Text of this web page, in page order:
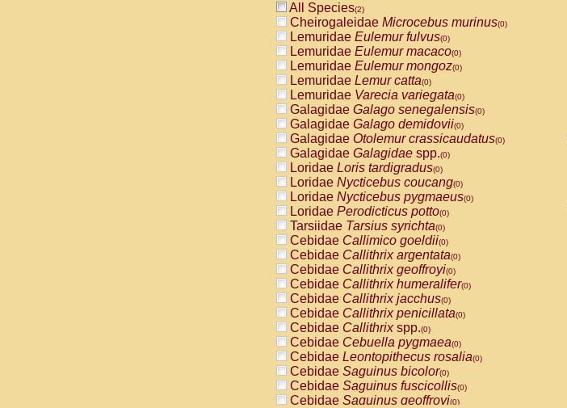
All Species(2)
Cheirogaleidae Microcebus murinus(0)
Lemuridae Eulemur fulvus(0)
Lemuridae Eulemur macaco(0)
Lemuridae Eulemur mongoz(0)
Lemuridae Lemur catta(0)
Lemuridae Varecia variegata(0)
Galagidae Galago senegalensis(0)
Galagidae Galago demidovii(0)
Galagidae Otolemur crassicaudatus(0)
Galagidae Galagidae spp.(0)
Loridae Loris tardigradus(0)
Loridae Nycticebus coucang(0)
Loridae Nycticebus pygmaeus(0)
Loridae Perodicticus potto(0)
Tarsiidae Tarsius syrichta(0)
Cebidae Callimico goeldii(0)
Cebidae Callithrix argentata(0)
Cebidae Callithrix geoffroyi(0)
Cebidae Callithrix humeralifer(0)
Cebidae Callithrix jacchus(0)
Cebidae Callithrix penicillata(0)
Cebidae Callithrixspp.(0)
Cebidae Cebuella pygmaea(0)
Cebidae Leontopithecus rosalia(0)
Cebidae Saguinus bicolor(0)
Cebidae Saguinus fuscicollis(0)
Cebidae Saguinus geoffroyi(0)